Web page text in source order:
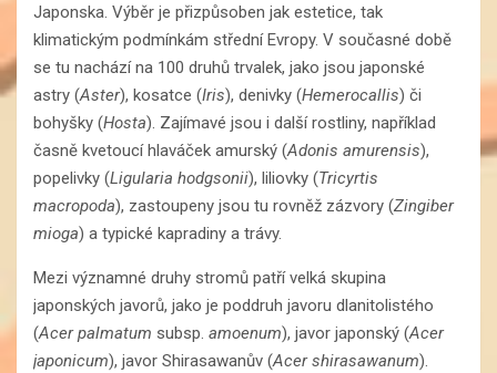
Japonska. Výběr je přizpůsoben jak estetice, tak
klimatickým podmínkám střední Evropy. V současné době
se tu nachází na 100 druhů trvalek, jako jsou japonské
astry (Aster), kosatce (Iris), denivky (Hemerocallis) či
bohyšky (Hosta). Zajímavé jsou i další rostliny, například
časně kvetoucí hlaváček amurský (Adonis amurensis),
popelivky (Ligularia hodgsonii), liliovky (Tricyrtis
macropoda), zastoupeny jsou tu rovněž zázvory (Zingiber
mioga) a typické kapradiny a trávy.
Mezi významné druhy stromů patří velká skupina
japonských javorů, jako je poddruh javoru dlanitolistého
(Acer palmatum subsp. amoenum), javor japonský (Acer
japonicum), javor Shirasawanův (Acer shirasawanum).